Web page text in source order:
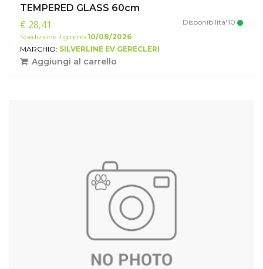
TEMPERED GLASS 60cm
€ 28,41
Disponibilita'10
Spedizione il giorno 10/08/2026
MARCHIO: SILVERLINE EV GERECLERI
Aggiungi al carrello